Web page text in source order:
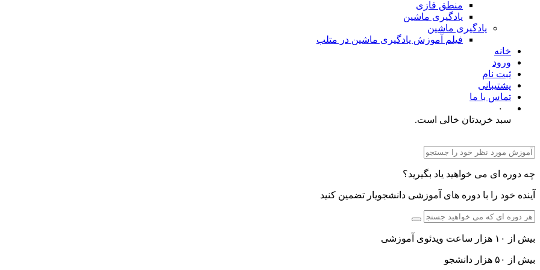
منطق فازی
یادگیری ماشین
یادگیری ماشین
فیلم آموزش یادگیری ماشین در متلب
خانه
ورود
ثبت نام
پشتیبانی
تماس با ما
۰
سبد خریدتان خالی است.
چه دوره ای می خواهید یاد بگیرید؟
آینده خود را با دوره های آموزشی دانشجویار تضمین کنید
بیش از ۱۰ هزار ساعت ویدئوی آموزشی
بیش از ۵۰ هزار دانشجو